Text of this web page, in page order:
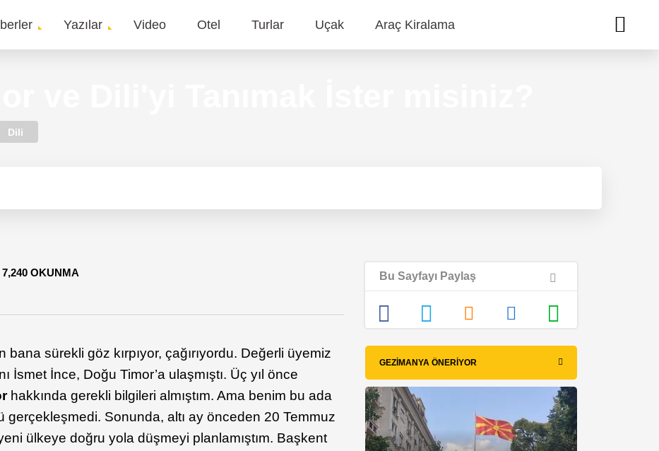
Yazılar Video Otel Turlar Uçak Araç Kiralama
Dili
7,240 OKUNMA
sürekli göz kırpıyor, çağırıyordu. Değerli üyemiz
İsmet İnce, Doğu Timor’a ulaşmıştı. Üç yıl önce
hakkında gerekli bilgileri almıştım. Ama benim bu ada
gerçekleşmedi. Sonunda, altı ay önceden 20 Temmuz
ülkeye doğru yola düşmeyi planlamıştım. Başkent
Bu Sayfayı Paylaş
GEZIMANYA ÖNERIYOR